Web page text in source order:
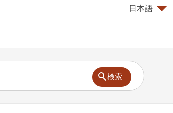
日本語
検索